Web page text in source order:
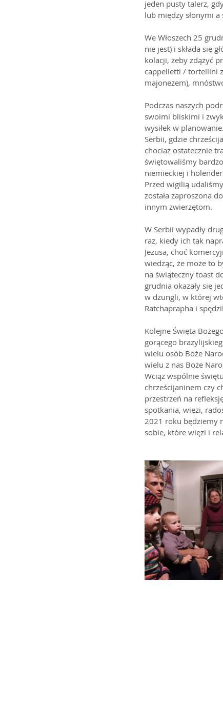
jeden pusty talerz,
lub między słonymi
We Włoszech 25
nie jest) i składa się
kolacji, żeby zdążyć
cappelletti / tortellini
majonezem),
Podczas naszych
swoimi bliskimi i
wysiłek w
Serbii, gdzie
chociaż ostatecznie
świętowaliśmy
niemieckiej i
Przed wigilią
została zaproszona
innym zwierzętom.
W Serbii wypadły
raz, kiedy ich tak
Jezusa, choć
wiedząc, że może to
na świąteczny toast
grudnia okazały się
w dżungli, w której
Ratchaprapha i
Kolejne Święta
gorącego
wielu osób Boże
wielu z nas Boże
Wciąż wspólnie
chrześcijaninem czy
przestrzeń na
spotkania, więzi,
2021 roku będziemy
sobie, które więzi i